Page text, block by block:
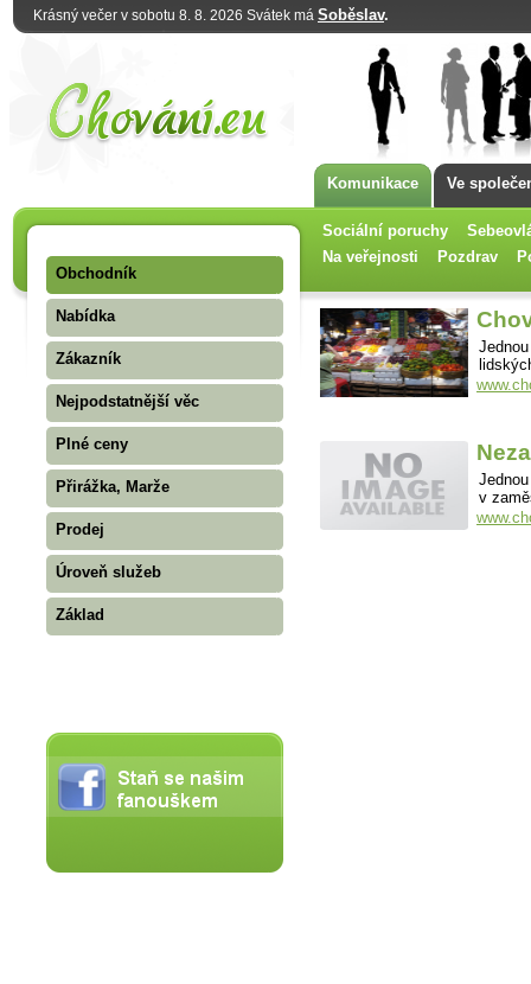
Krásný večer v sobotu 8. 8. 2026 Svátek má Soběslav.
Komunikace Ve
Sociální poruchy
Na veřejnosti
Pozdrav
Obchodník
Nabídka
Zákazník
Nejpodstatnější věc
Plné ceny
Přirážka, Marže
Prodej
Úroveň služeb
Základ
v